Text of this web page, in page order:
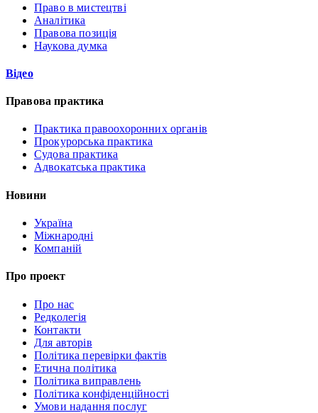
Право в мистецтві
Аналітика
Правова позиція
Наукова думка
Відео
Правова практика
Практика правоохоронних органів
Прокурорська практика
Судова практика
Адвокатська практика
Новини
Україна
Міжнародні
Компаній
Про проект
Про нас
Редколегія
Контакти
Для авторів
Політика перевірки фактів
Етична політика
Політика виправлень
Політика конфіденційності
Умови надання послуг